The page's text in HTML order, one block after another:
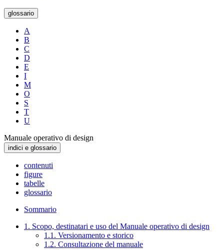
glossario
A
B
C
D
E
I
M
O
S
T
U
Manuale operativo di design
indici e glossario
contenuti
figure
tabelle
glossario
Sommario
1. Scopo, destinatari e uso del Manuale operativo di design
1.1. Versionamento e storico
1.2. Consultazione del manuale